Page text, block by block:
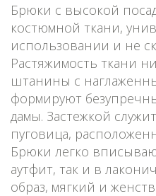
Брюки с высокой
костюмной ткани,
использовании и не
Растяжимость ткани
штанины с
формируют
дамы. Застежкой
пуговица,
Брюки легко
аутфит, так и в
образ, мягкий и